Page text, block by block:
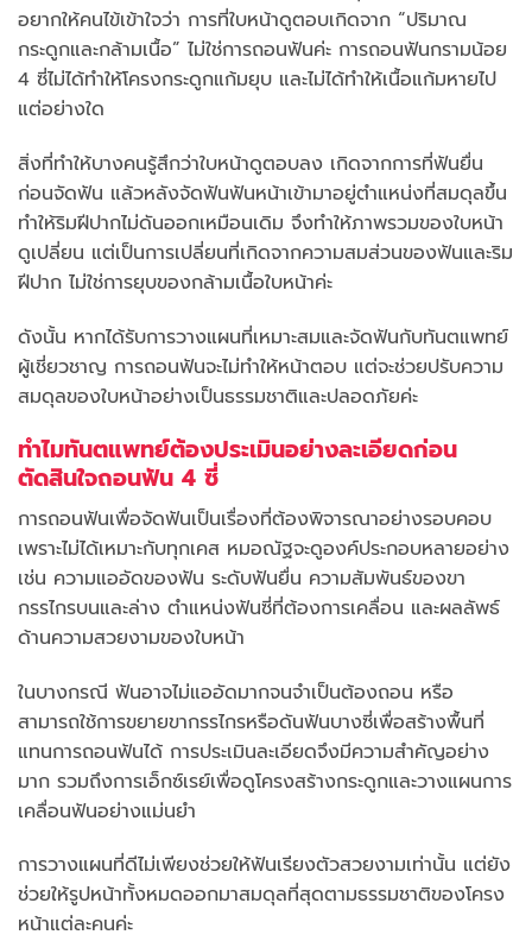
อยากให้คนไข้เข้าใจว่า การที่ใบหน้าดูตอบเกิดจาก “ปริมาณ
กระดูกและกล้ามเนื้อ” ไม่ใช่การถอนฟันค่ะ การถอนฟันกรามน้อย
4 ซี่ไม่ได้ทำให้โครงกระดูกแก้มยุบ และไม่ได้ทำให้เนื้อแก้มหายไป
แต่อย่างใด
สิ่งที่ทำให้บางคนรู้สึกว่าใบหน้าดูตอบลง เกิดจากการที่ฟันยื่น
ก่อนจัดฟัน แล้วหลังจัดฟันฟันหน้าเข้ามาอยู่ตำแหน่งที่สมดุลขึ้น
ทำให้ริมฝีปากไม่ดันออกเหมือนเดิม จึงทำให้ภาพรวมของใบหน้า
ดูเปลี่ยน แต่เป็นการเปลี่ยนที่เกิดจากความสมส่วนของฟันและริม
ฝีปาก ไม่ใช่การยุบของกล้ามเนื้อใบหน้าค่ะ
ดังนั้น หากได้รับการวางแผนที่เหมาะสมและจัดฟันกับทันตแพทย์
ผู้เชี่ยวชาญ การถอนฟันจะไม่ทำให้หน้าตอบ แต่จะช่วยปรับความ
สมดุลของใบหน้าอย่างเป็นธรรมชาติและปลอดภัยค่ะ
ทำไมทันตแพทย์ต้องประเมินอย่างละเอียดก่อน
ตัดสินใจถอนฟัน 4 ซี่
การถอนฟันเพื่อจัดฟันเป็นเรื่องที่ต้องพิจารณาอย่างรอบคอบ
เพราะไม่ได้เหมาะกับทุกเคส หมอณัฐจะดูองค์ประกอบหลายอย่าง
เช่น ความแออัดของฟัน ระดับฟันยื่น ความสัมพันธ์ของขา
กรรไกรบนและล่าง ตำแหน่งฟันซี่ที่ต้องการเคลื่อน และผลลัพธ์
ด้านความสวยงามของใบหน้า
ในบางกรณี ฟันอาจไม่แออัดมากจนจำเป็นต้องถอน หรือ
สามารถใช้การขยายขากรรไกรหรือดันฟันบางซี่เพื่อสร้างพื้นที่
แทนการถอนฟันได้ การประเมินละเอียดจึงมีความสำคัญอย่าง
มาก รวมถึงการเอ็กซ์เรย์เพื่อดูโครงสร้างกระดูกและวางแผนการ
เคลื่อนฟันอย่างแม่นยำ
การวางแผนที่ดีไม่เพียงช่วยให้ฟันเรียงตัวสวยงามเท่านั้น แต่ยัง
ช่วยให้รูปหน้าทั้งหมดออกมาสมดุลที่สุดตามธรรมชาติของโครง
หน้าแต่ละคนค่ะ